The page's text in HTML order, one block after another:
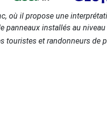
où il propose une
installés au
touristes et randonneurs de